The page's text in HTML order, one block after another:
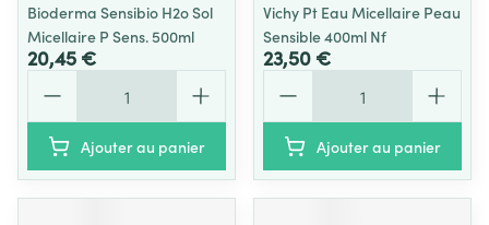
Bioderma Sensibio H2o Sol
Micellaire P Sens. 500ml
20,45 €
Ajouter au panier
Vichy Pt Eau Micellaire Peau
Sensible 400ml Nf
23,50 €
Ajouter au panier